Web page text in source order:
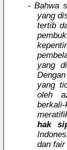
- Bahwa
yang
tertib
yang
yang
oleh
hak
dan